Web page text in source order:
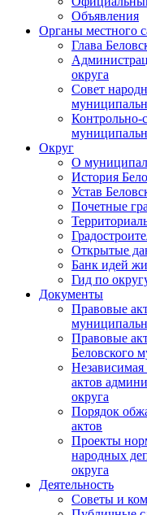
Объявления
Органы местного
Глава
округа
Совет
Контрольно-
Округ
О
История
Устав
Почетные
Открытые
Банк идей
Гид по
Документы
Правовые
Правовые
Беловского
актов
округа
Порядок
актов
Проекты
народных
округа
Деятельность
Советы и